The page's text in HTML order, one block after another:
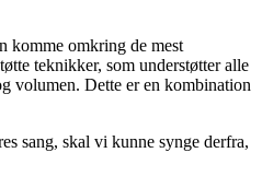
komme omkring de mest
teknikker, som understøtter alle
volumen. Dette er en kombination
sang, skal vi kunne synge derfra,